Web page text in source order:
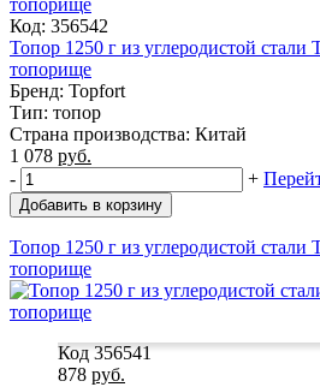
Код: 356542
Топор 1250 г из углеродистой стали
топорище
Бренд: Topfort
Тип: топор
Страна производства: Китай
1 078 руб.
-
+
Добавить в корзину
Топор 1250 г из углеродистой стали
топорище
Код 356541
878 руб.